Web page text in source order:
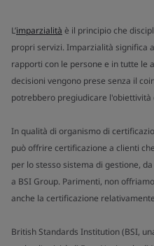
L’imparzialità è il principio che
propri servizi. Imparzialità significa
rapporti con le persone e in tutte le
decisioni vengono prese senza il
potrebbero pregiudicare l'obiettività
In qualità di organismo di
può offrire certificazione a clienti
per lo stesso sistema di gestione,
a BSI Group. Parimenti, non
anche la certificazione
British Standards Institution (BSI,